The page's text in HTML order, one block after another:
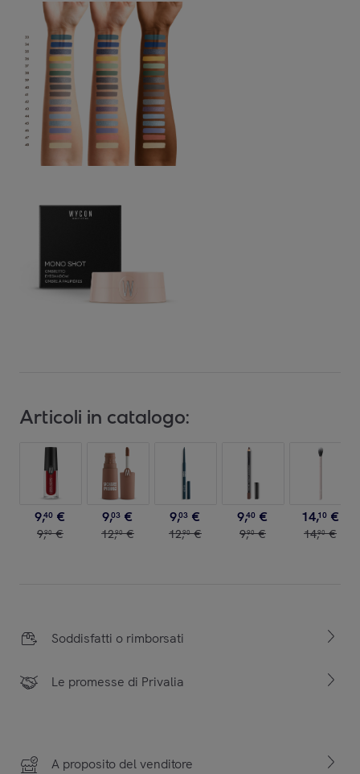
Articoli in catalogo:
9,40 €
9,90 €
9,03 €
12,90 €
9,03 €
12,90 €
9,40 €
9,90 €
14,10 €
14,90 €
Soddisfatti o rimborsati
Le promesse di Privalia
A proposito del venditore